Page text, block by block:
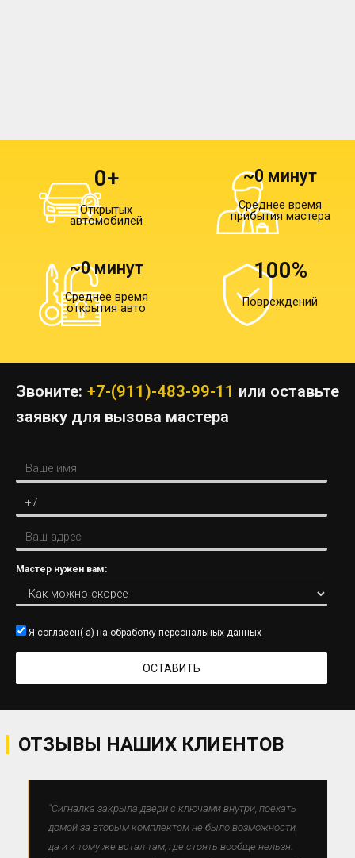
0+
Открытых
автомобилей
~0 минут
Среднее время
прибытия мастера
~0 минут
Среднее время
открытия авто
100%
Повреждений
Звоните: +7-(911)-483-99-11 или оставьте
заявку для вызова мастера
Мастер нужен вам:
Я согласен(-а) на обработку персональных данных
ОТЗЫВЫ НАШИХ КЛИЕНТОВ
"Сигналка закрыла двери с ключами внутри, поехать
домой за вторым комплектом не было возможности,
да и к тому же встал там, где стоять вообще нельзя.